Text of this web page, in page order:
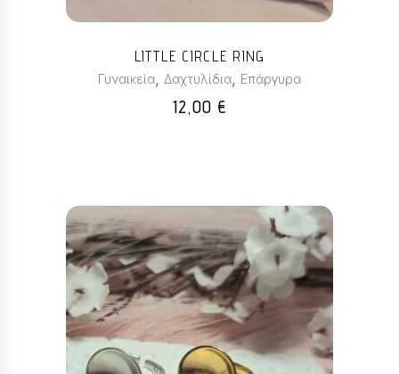
επιλογές
να
επιλεγούν
στη
LITTLE CIRCLE RING
Γυναικεία, Δαχτυλίδια, Επάργυρα
12,00 €
Αυτό
το